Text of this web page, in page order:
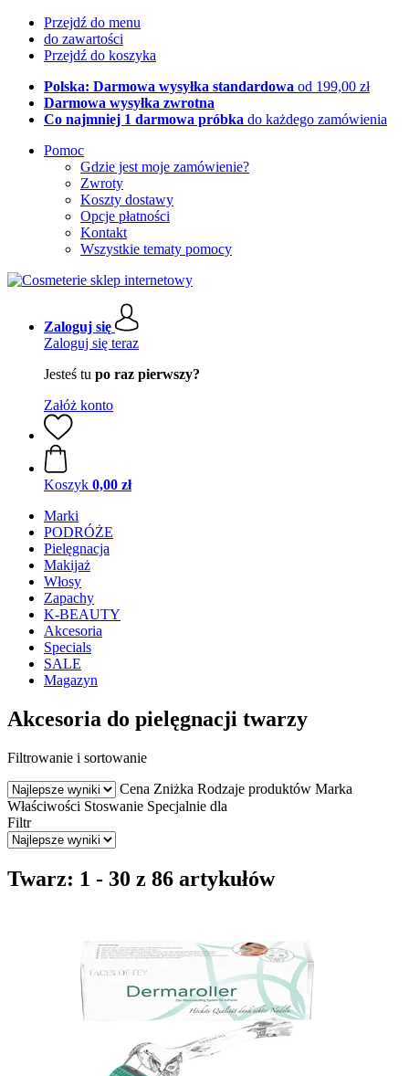
Przejdź do menu
do zawartości
Przejdź do koszyka
Polska: Darmowa wysyłka standardowa od 199,00 zł
Darmowa wysyłka zwrotna
Co najmniej 1 darmowa próbka do każdego zamówienia
Pomoc
Gdzie jest moje zamówienie?
Zwroty
Koszty dostawy
Opcje płatności
Kontakt
Wszystkie tematy pomocy
Zaloguj się
Zaloguj się teraz
Jesteś tu po raz pierwszy?
Załóż konto
Koszyk 0,00 zł
Marki
PODRÓŻE
Pielęgnacja
Makijaż
Włosy
Zapachy
K-BEAUTY
Akcesoria
Specials
SALE
Magazyn
Akcesoria do pielęgnacji twarzy
Filtrowanie i sortowanie
Cena Zniżka Rodzaje produktów Marka
Właściwości Stoswanie Specjalnie dla
Filtr
Twarz: 1 - 30 z 86 artykułów